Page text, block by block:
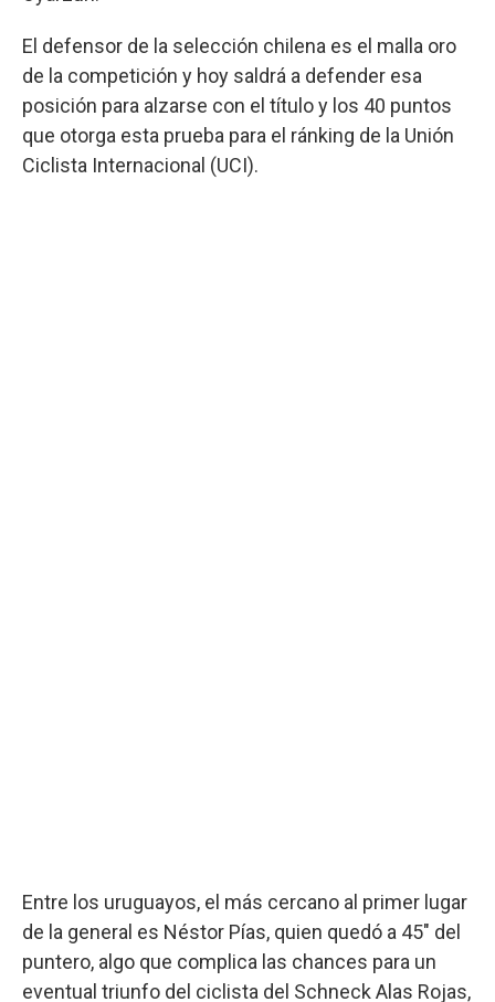
El defensor de la selección chilena es el malla oro
de la competición y hoy saldrá a defender esa
posición para alzarse con el título y los 40 puntos
que otorga esta prueba para el ránking de la Unión
Ciclista Internacional (UCI).
Entre los uruguayos, el más cercano al primer lugar
de la general es Néstor Pías, quien quedó a 45" del
puntero, algo que complica las chances para un
eventual triunfo del ciclista del Schneck Alas Rojas,